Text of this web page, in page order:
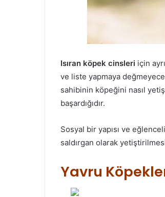
Isıran köpek cinsleri için
ve liste yapmaya
sahibinin köpeğini nasıl
başardığıdır.
Sosyal bir yapısı ve eğlenceli
saldırgan olarak
Yavru